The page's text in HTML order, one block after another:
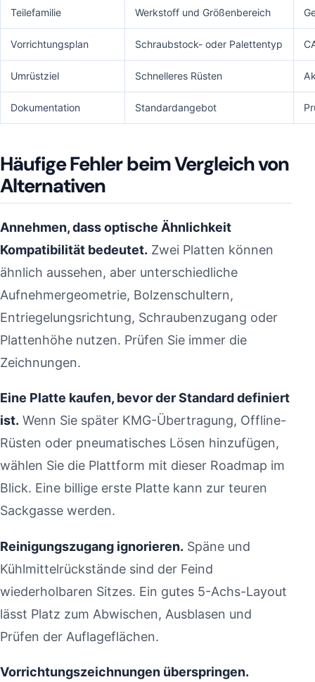
Teilefamilie Werkstoff und Größenbereich
Vorrichtungsplan Schraubstock- oder Palettentyp
Umrüstziel Schnelleres Rüsten
Dokumentation Standardangebot
Häufige Fehler beim Vergleich von
Alternativen
Annehmen, dass optische Ähnlichkeit
Kompatibilität bedeutet. Zwei Platten können
ähnlich aussehen, aber unterschiedliche
Aufnehmergeometrie, Bolzenschultern,
Entriegelungsrichtung, Schraubenzugang oder
Plattenhöhe nutzen. Prüfen Sie immer die
Zeichnungen.
Eine Platte kaufen, bevor der Standard definiert
ist. Wenn Sie später KMG-Übertragung, Offline-
Rüsten oder pneumatisches Lösen hinzufügen,
wählen Sie die Plattform mit dieser Roadmap im
Blick. Eine billige erste Platte kann zur teuren
Sackgasse werden.
Reinigungszugang ignorieren. Späne und
Kühlmittelrückstände sind der Feind
wiederholbaren Sitzes. Ein gutes 5-Achs-Layout
lässt Platz zum Abwischen, Ausblasen und
Prüfen der Auflageflächen.
Vorrichtungszeichnungen überspringen.